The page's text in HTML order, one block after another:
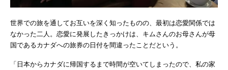
世界での旅を通してお互いを深く知ったものの、最初は恋愛関係では
なかった二人。恋愛に発展したきっかけは、キムさんのお母さんが母
国であるカナダへの旅券の日付を間違ったことだという。
「日本からカナダに帰国するまで時間が空いてしまったので、私の家